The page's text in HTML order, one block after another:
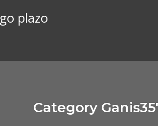
plazo
Category